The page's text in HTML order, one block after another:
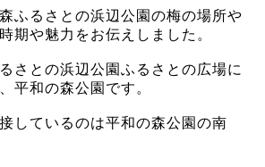
ふるさとの浜辺公園の梅の場所や
期や魅力をお伝えしました。
さとの浜辺公園ふるさとの広場に
平和の森公園です。
しているのは平和の森公園の南